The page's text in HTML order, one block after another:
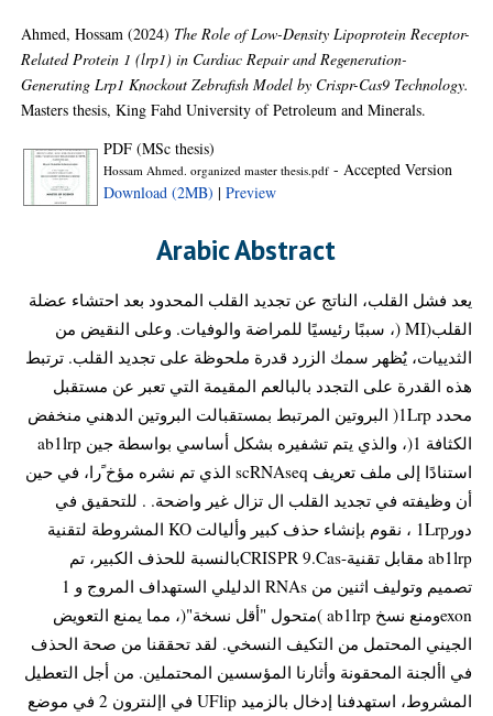
Ahmed, Hossam (2024) The Role of Low-Density Lipoprotein Receptor-
Related Protein 1 (lrp1) in Cardiac Repair and Regeneration-
Generating Lrp1 Knockout Zebrafish Model by Crispr-Cas9 Technology.
Masters thesis, King Fahd University of Petroleum and Minerals.
PDF (MSc thesis)
Hossam Ahmed. organized master thesis.pdf - Accepted Version
Download (2MB) |Preview
Arabic Abstract
يعد فشل القلب، الناتج عن تجديد القلب المحدود بعد احتشاء عضلة
القلب(MI (، سببًا رئيسيًا للمراضة والوفيات. وعلى النقيض من
الثدييات، يُظهر سمك الزرد قدرة ملحوظة على تجديد القلب. ترتبط
هذه القدرة على التجدد بالبالعم المقيمة التي تعبر عن مستقبل
محدد 1Lrp( البروتين المرتبط بمستقبالت البروتين الدهني منخفض
الكثافة 1(، والذي يتم تشفيره بشكل أساسي بواسطة جين ab1lrp
استنادًا إلى ملف تعريف scRNAseq الذي تم نشره مؤخ ًرا، في حين
أن وظيفته في تجديد القلب ال تزال غير واضحة. . للتحقيق في
دور1Lrp ، نقوم بإنشاء حذف كبير وأليالت KO المشروطة لتقنية
ab1lrp مقابل تقنية-CRISPR 9.Casبالنسبة للحذف الكبير، تم
تصميم وتوليف اثنين من RNAs الدليلي الستهداف المروج و 1
exonومنع نسخ ab1lrp )متحول "أقل نسخة"(، مما يمنع التعويض
الجيني المحتمل من التكيف النسخي. لقد تحققنا من صحة الحذف
في األجنة المحقونة وأثارنا المؤسسين المحتملين. من أجل التعطيل
المشروط، استهدفنا إدخال بالزميد UFlip في اإلنترون 2 في موضع